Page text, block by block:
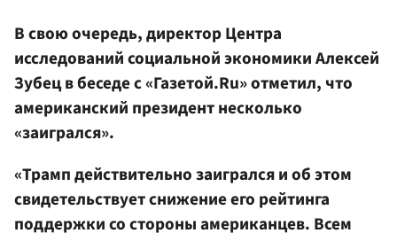
В свою очередь, директор Центра
исследований социальной экономики Алексей
Зубец в беседе с «Газетой.Ru» отметил, что
американский президент несколько
«заигрался».
«Трамп действительно заигрался и об этом
свидетельствует снижение его рейтинга
поддержки со стороны американцев. Всем